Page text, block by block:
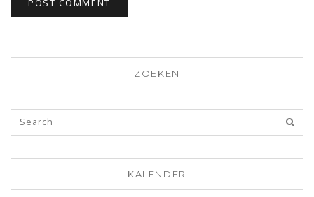
ZOEKEN
KALENDER